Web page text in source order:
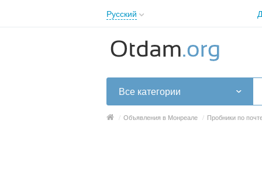
Русский
English
Русский
Українська
Все категории
/ Объявления в Монреале / Пробники по